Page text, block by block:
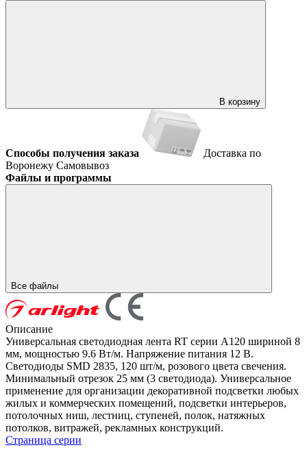
В корзину
Способы получения заказа
Доставка по
Воронежу Самовывоз
Файлы и программы
Все файлы
Описание
Универсальная светодиодная лента RT серии A120 шириной 8
мм, мощностью 9.6 Вт/м. Напряжение питания 12 В.
Светодиоды SMD 2835, 120 шт/м, розового цвета свечения.
Минимальный отрезок 25 мм (3 светодиода). Универсальное
применение для организации декоративной подсветки любых
жилых и коммерческих помещений, подсветки интерьеров,
потолочных ниш, лестниц, ступеней, полок, натяжных
потолков, витражей, рекламных конструкций.
Страница серии